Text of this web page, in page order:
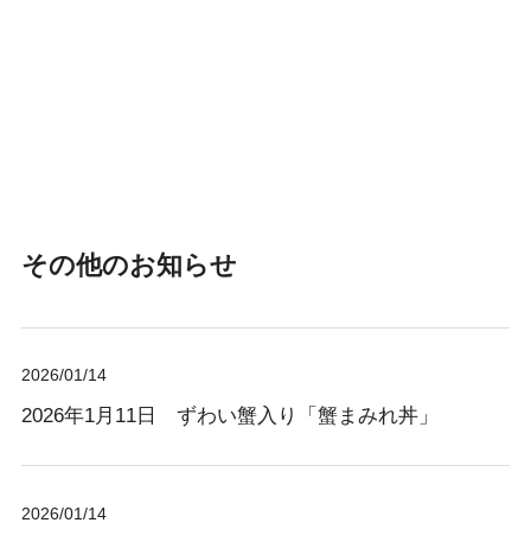
その他のお知らせ
2026/01/14
2026年1月11日 ずわい蟹入り「蟹まみれ丼」
2026/01/14